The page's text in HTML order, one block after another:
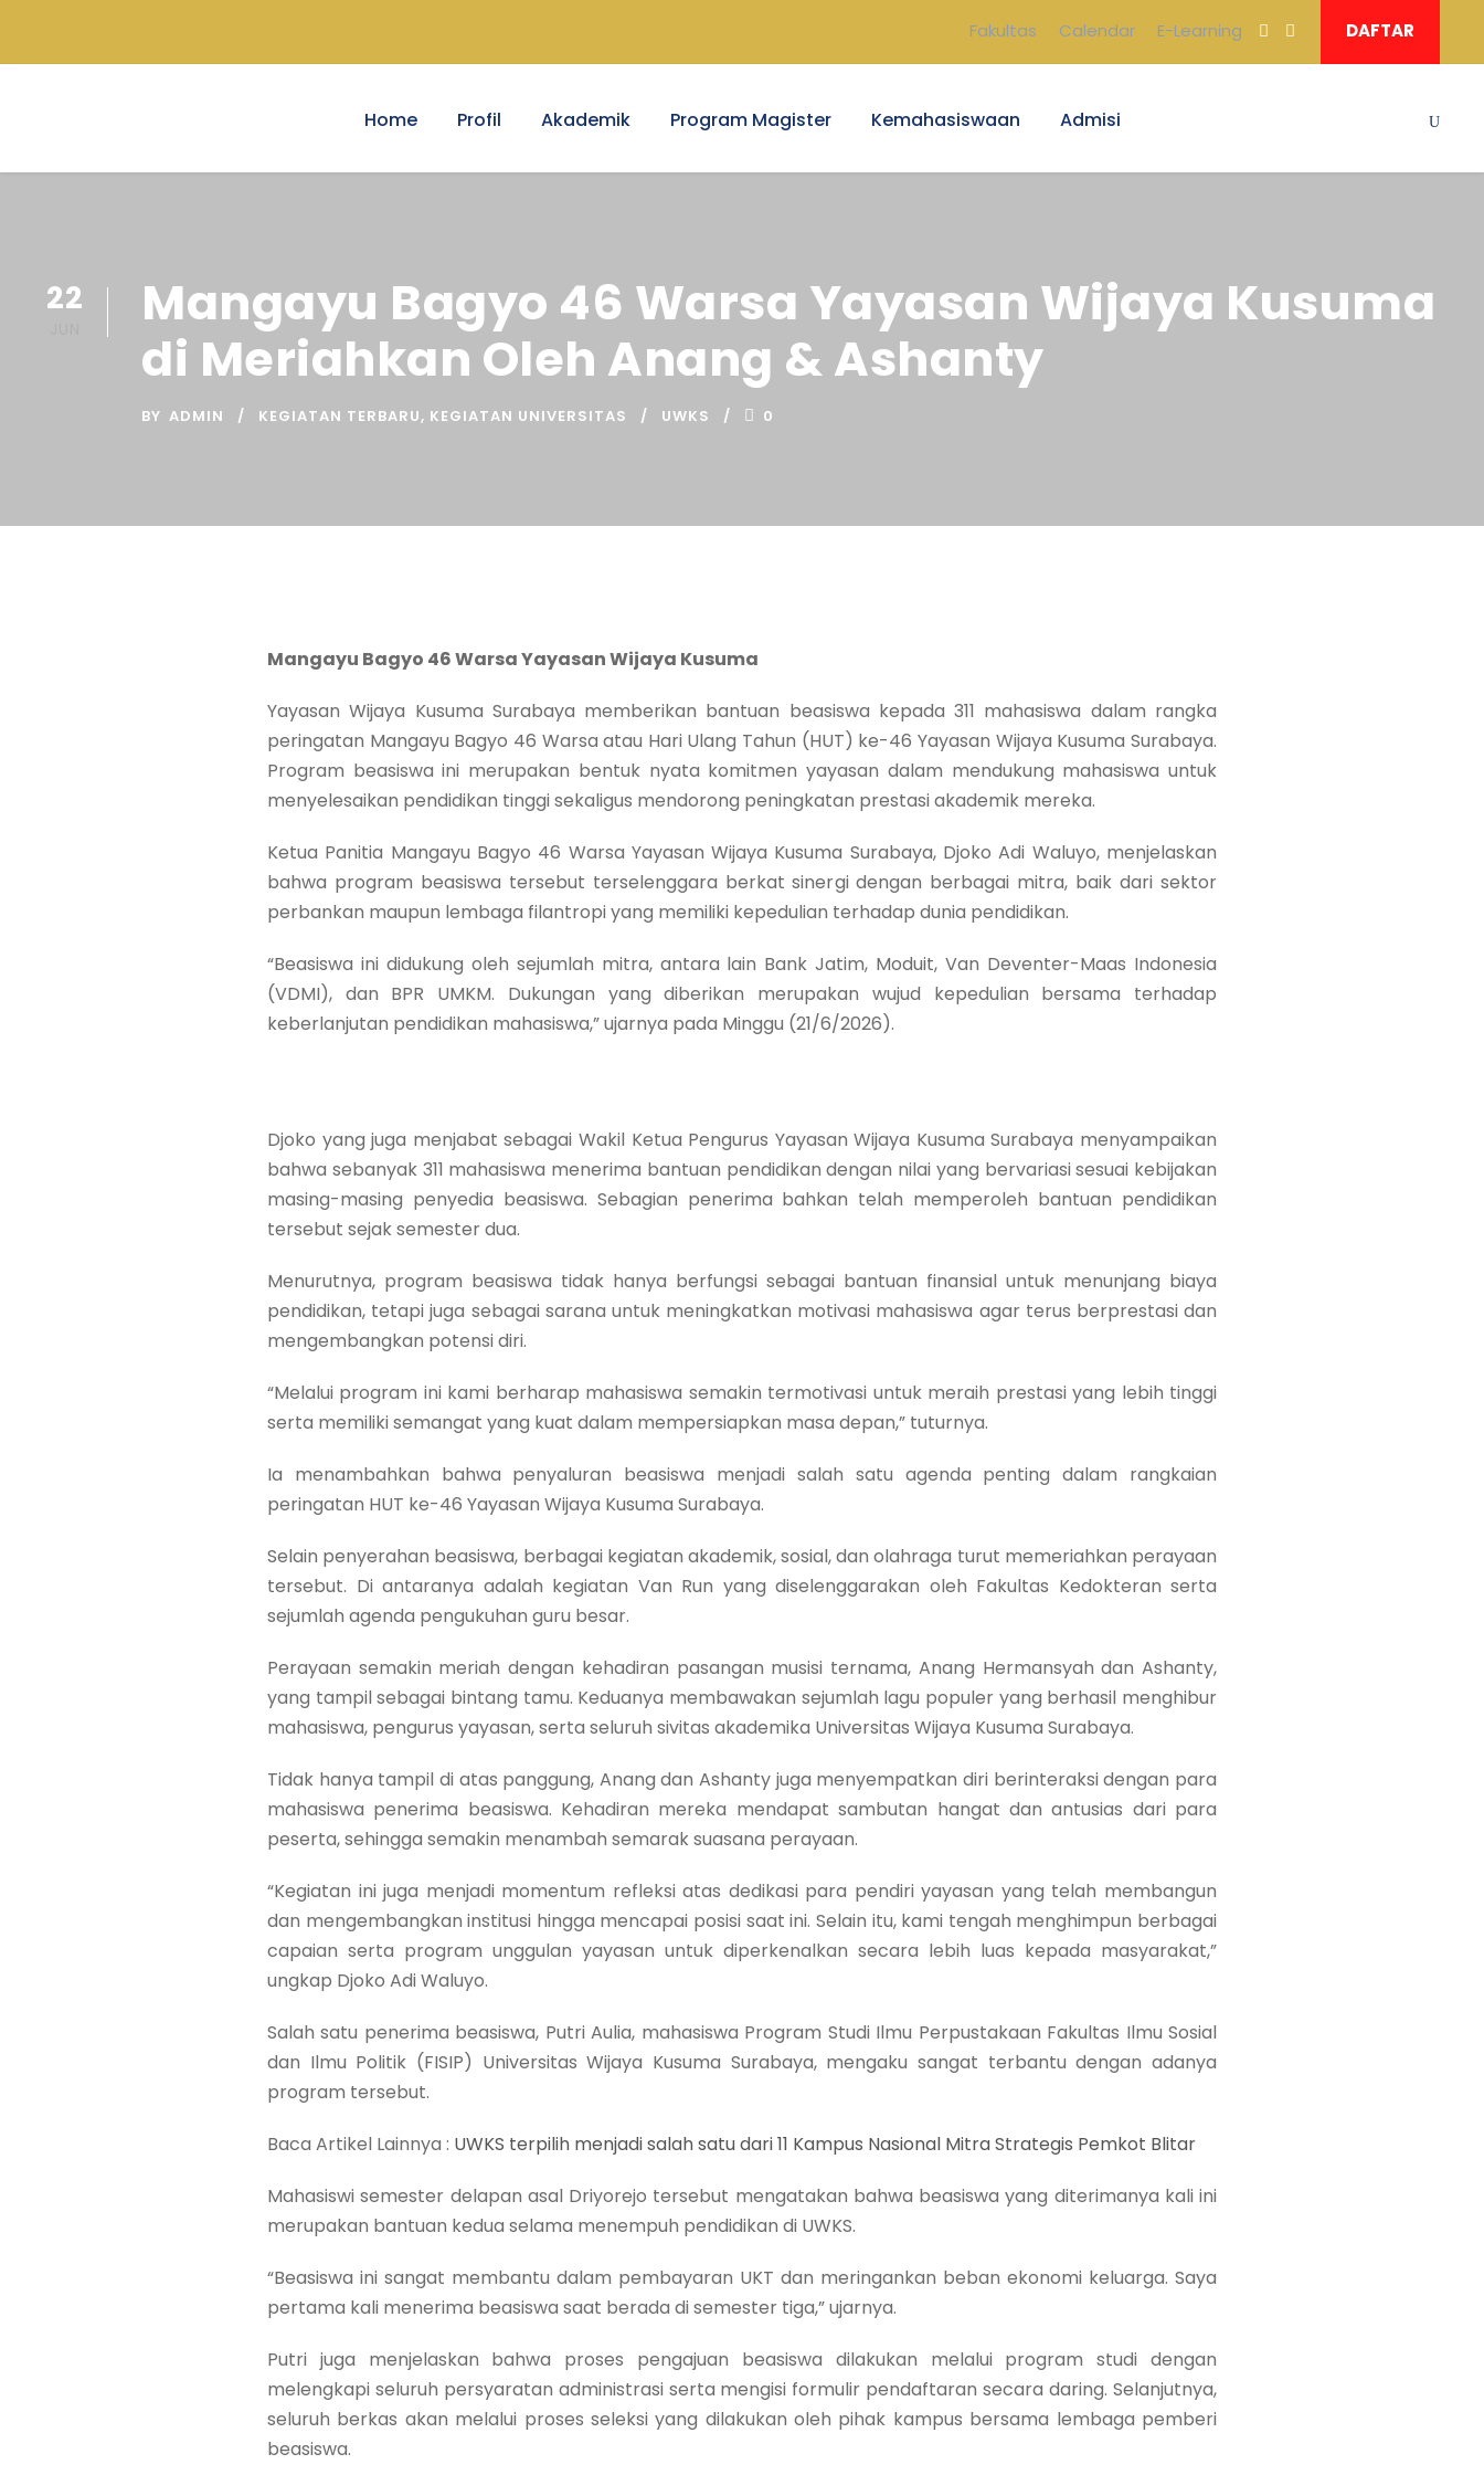
Fakultas Calendar E-Learning DAFTAR
Home Profil Akademik Program Magister Kemahasiswaan Admisi
22
Mangayu Bagyo 46 Warsa Yayasan Wijaya Kusuma
di Meriahkan Oleh Anang & Ashanty
BY ADMIN KEGIATAN TERBARU, KEGIATAN UNIVERSITAS UWKS 0
Mangayu Bagyo 46 Warsa Yayasan Wijaya Kusuma
Yayasan Wijaya Kusuma Surabaya memberikan bantuan beasiswa kepada 311 mahasiswa dalam rangka
peringatan Mangayu Bagyo 46 Warsa atau Hari Ulang Tahun (HUT) ke-46 Yayasan Wijaya Kusuma Surabaya.
Program beasiswa ini merupakan bentuk nyata komitmen yayasan dalam mendukung mahasiswa untuk
menyelesaikan pendidikan tinggi sekaligus mendorong peningkatan prestasi akademik mereka.
Ketua Panitia Mangayu Bagyo 46 Warsa Yayasan Wijaya Kusuma Surabaya, Djoko Adi Waluyo, menjelaskan
bahwa program beasiswa tersebut terselenggara berkat sinergi dengan berbagai mitra, baik dari sektor
perbankan maupun lembaga filantropi yang memiliki kepedulian terhadap dunia pendidikan.
“Beasiswa ini didukung oleh sejumlah mitra, antara lain Bank Jatim, Moduit, Van Deventer-Maas Indonesia
(VDMI), dan BPR UMKM. Dukungan yang diberikan merupakan wujud kepedulian bersama terhadap
keberlanjutan pendidikan mahasiswa,” ujarnya pada Minggu (21/6/2026).
Djoko yang juga menjabat sebagai Wakil Ketua Pengurus Yayasan Wijaya Kusuma Surabaya menyampaikan
bahwa sebanyak 311 mahasiswa menerima bantuan pendidikan dengan nilai yang bervariasi sesuai kebijakan
masing-masing penyedia beasiswa. Sebagian penerima bahkan telah memperoleh bantuan pendidikan
tersebut sejak semester dua.
Menurutnya, program beasiswa tidak hanya berfungsi sebagai bantuan finansial untuk menunjang biaya
pendidikan, tetapi juga sebagai sarana untuk meningkatkan motivasi mahasiswa agar terus berprestasi dan
mengembangkan potensi diri.
“Melalui program ini kami berharap mahasiswa semakin termotivasi untuk meraih prestasi yang lebih tinggi
serta memiliki semangat yang kuat dalam mempersiapkan masa depan,” tuturnya.
Ia menambahkan bahwa penyaluran beasiswa menjadi salah satu agenda penting dalam rangkaian
peringatan HUT ke-46 Yayasan Wijaya Kusuma Surabaya.
Selain penyerahan beasiswa, berbagai kegiatan akademik, sosial, dan olahraga turut memeriahkan perayaan
tersebut. Di antaranya adalah kegiatan Van Run yang diselenggarakan oleh Fakultas Kedokteran serta
sejumlah agenda pengukuhan guru besar.
Perayaan semakin meriah dengan kehadiran pasangan musisi ternama, Anang Hermansyah dan Ashanty,
yang tampil sebagai bintang tamu. Keduanya membawakan sejumlah lagu populer yang berhasil menghibur
mahasiswa, pengurus yayasan, serta seluruh sivitas akademika Universitas Wijaya Kusuma Surabaya.
Tidak hanya tampil di atas panggung, Anang dan Ashanty juga menyempatkan diri berinteraksi dengan para
mahasiswa penerima beasiswa. Kehadiran mereka mendapat sambutan hangat dan antusias dari para
peserta, sehingga semakin menambah semarak suasana perayaan.
“Kegiatan ini juga menjadi momentum refleksi atas dedikasi para pendiri yayasan yang telah membangun
dan mengembangkan institusi hingga mencapai posisi saat ini. Selain itu, kami tengah menghimpun berbagai
capaian serta program unggulan yayasan untuk diperkenalkan secara lebih luas kepada masyarakat,”
ungkap Djoko Adi Waluyo.
Salah satu penerima beasiswa, Putri Aulia, mahasiswa Program Studi Ilmu Perpustakaan Fakultas Ilmu Sosial
dan Ilmu Politik (FISIP) Universitas Wijaya Kusuma Surabaya, mengaku sangat terbantu dengan adanya
program tersebut.
Baca Artikel Lainnya : UWKS terpilih menjadi salah satu dari 11 Kampus Nasional Mitra Strategis Pemkot Blitar
Mahasiswi semester delapan asal Driyorejo tersebut mengatakan bahwa beasiswa yang diterimanya kali ini
merupakan bantuan kedua selama menempuh pendidikan di UWKS.
“Beasiswa ini sangat membantu dalam pembayaran UKT dan meringankan beban ekonomi keluarga. Saya
pertama kali menerima beasiswa saat berada di semester tiga,” ujarnya.
Putri juga menjelaskan bahwa proses pengajuan beasiswa dilakukan melalui program studi dengan
melengkapi seluruh persyaratan administrasi serta mengisi formulir pendaftaran secara daring. Selanjutnya,
seluruh berkas akan melalui proses seleksi yang dilakukan oleh pihak kampus bersama lembaga pemberi
beasiswa.